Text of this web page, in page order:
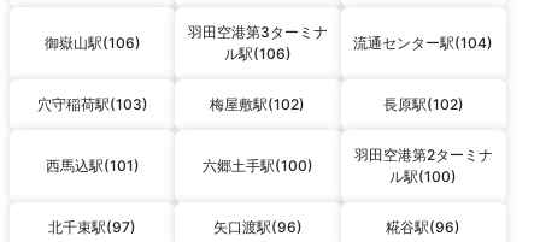
御嶽山駅(106)
羽田空港第3ターミナ
ル駅(106)
流通センター駅(104)
穴守稲荷駅(103) 梅屋敷駅(102) 長原駅(102)
西馬込駅(101) 六郷土手駅(100)
羽田空港第2ターミナ
ル駅(100)
北千束駅(97) 矢口渡駅(96) 糀谷駅(96)